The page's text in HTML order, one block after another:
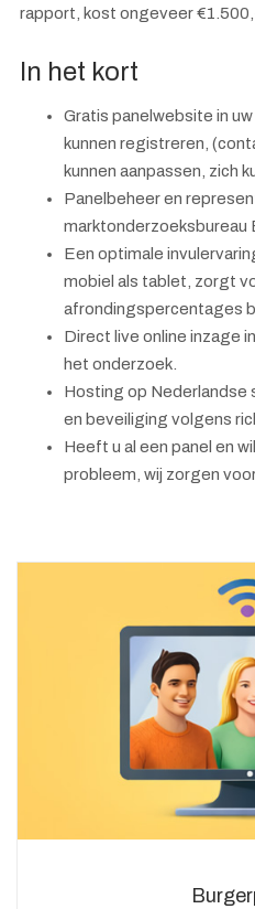
rapport, kost ongeveer
In het kort
Gratis panelwebsite in
kunnen registreren,
kunnen aanpassen, zich
Panelbeheer en
marktonderzoeksbureau
Een optimale
mobiel als tablet, zorgt
afrondingspercentages
Direct live online inzage
het onderzoek.
Hosting op Nederlandse
en beveiliging volgens
Heeft u al een panel en
probleem, wij zorgen